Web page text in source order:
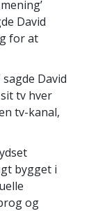
David
for at
David
tv hver
tv-kanal,
bygget i
og